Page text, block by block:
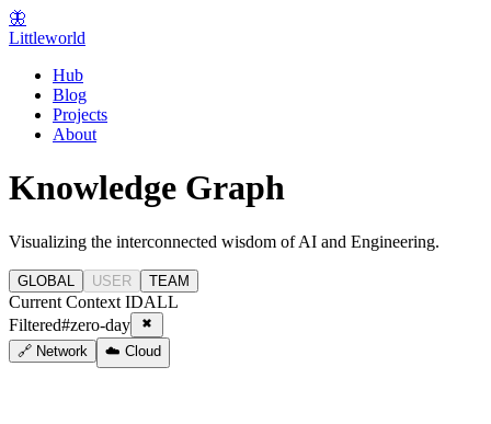
🦋
Littleworld
Hub
Blog
Projects
About
Knowledge Graph
Visualizing the interconnected wisdom of AI and Engineering.
GLOBAL USER TEAM
Current Context IDALL
Filtered#zero-day
🔗 Network ☁️ Cloud